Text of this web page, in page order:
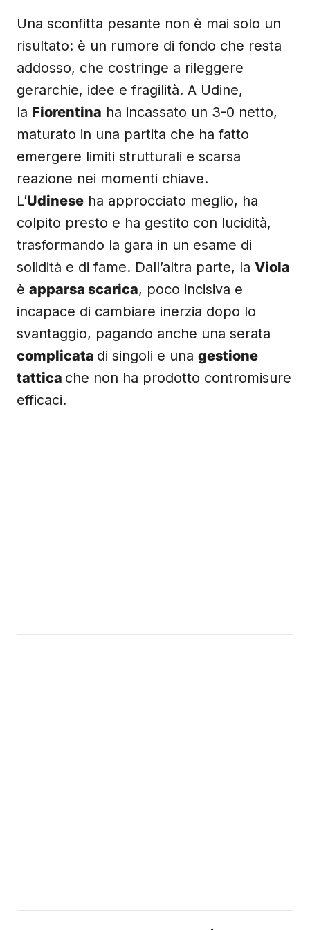
Una sconfitta pesante non è mai solo un
risultato: è un rumore di fondo che resta
addosso, che costringe a rileggere
gerarchie, idee e fragilità. A Udine,
la Fiorentina ha incassato un 3-0 netto,
maturato in una partita che ha fatto
emergere limiti strutturali e scarsa
reazione nei momenti chiave.
L’Udinese ha approcciato meglio, ha
colpito presto e ha gestito con lucidità,
trasformando la gara in un esame di
solidità e di fame. Dall’altra parte, la Viola
è apparsa scarica, poco incisiva e
incapace di cambiare inerzia dopo lo
svantaggio, pagando anche una serata
complicata di singoli e una gestione
tattica che non ha prodotto contromisure
efficaci.